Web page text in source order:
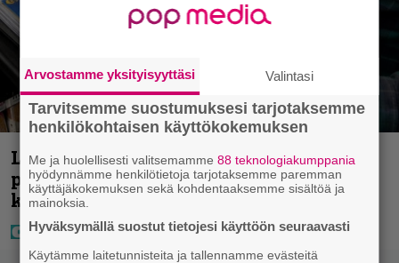
Lapset ostivat isälle lahjaksi arvan –
päävoitto tuli, mutta miten sitten
kävikään
Arvostamme yksityisyyttäsi Valintasi
Tarvitsemme suostumuksesi tarjotaksemme
henkilökohtaisen käyttökokemuksen
Me ja huolellisesti valitsemamme88 teknologiakumppania
hyödynnämme henkilötietoja tarjotaksemme paremman
käyttäjäkokemuksen sekä kohdentaaksemme sisältöä ja
mainoksia.
Hyväksymällä suostut tietojesi käyttöön seuraavasti
Käytämme laitetunnisteita ja tallennamme evästeitä